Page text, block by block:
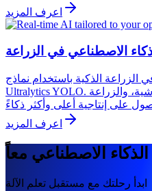
اعرف المزيد
الاصطناعي في الزراعة
الزراعة الذكية باستخدام نماذج
Ultralytics YOLO. عزز مراقبة المحاصيل، وتتبع الماشية، والزراعة
اعرف المزيد
ابدأ رحلتك مع مستقبل تعلم الآلة